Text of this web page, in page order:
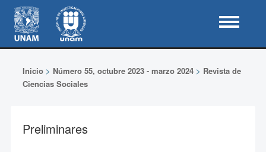
Inicio> Número 55, octubre 2023 - marzo 2024> Revista de
Ciencias Sociales
Preliminares